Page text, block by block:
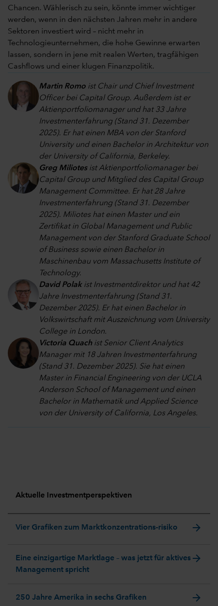
Chancen. Wählerisch zu sein, könnte immer wichtiger
werden, wenn in den nächsten Jahren mehr in andere
Sektoren investiert wird – nicht mehr in
Technologieunternehmen, die hohe Gewinne erwarten
lassen, sondern in jene mit realen Werten, tragfähigen
Cashflows und einer klugen Finanzpolitik.
Martin Romo ist Chair und Chief Investment
Officer bei Capital Group. Außerdem ist er
Aktienportfoliomanager und hat 33 Jahre
Investmenterfahrung (Stand 31. Dezember
2025). Er hat einen MBA von der Stanford
University und einen Bachelor in Architektur von
der University of California, Berkeley.
Greg Miliotesist Aktienportfoliomanager bei
Capital Group und Mitglied des Capital Group
Management Committee. Er hat 28 Jahre
Investmenterfahrung (Stand 31. Dezember
2025). Miliotes hat einen Master und ein
Zertifikat in Global Management und Public
Management von der Stanford Graduate School
of Business sowie einen Bachelor in
Maschinenbau vom Massachusetts Institute of
Technology.
David Polakist Investmentdirektor und hat 42
Jahre Investmenterfahrung (Stand 31.
Dezember 2025). Er hat einen Bachelor in
Volkswirtschaft mit Auszeichnung vom University
College in London.
Victoria Quachist Senior Client Analytics
Manager mit 18 Jahren Investmenterfahrung
(Stand 31. Dezember 2025). Sie hat einen
Master in Financial Engineering von der UCLA
Anderson School of Management und einen
Bachelor in Mathematik und Applied Science
von der University of California, Los Angeles.
Aktuelle Investmentperspektiven
Vier Grafiken zum Marktkonzentrations-risiko arrow_forward
Eine einzigartige Marktlage – was jetzt für aktives
Management spricht
arrow_forward
250 Jahre Amerika in sechs Grafiken arrow_forward